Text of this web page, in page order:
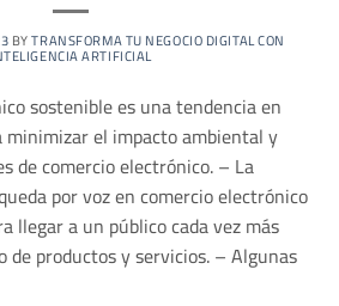
BYTRANSFORMA TU NEGOCIO DIGITAL CON
ARTIFICIAL
sostenible es una tendencia en
el impacto ambiental y
de comercio electrónico. – La
por voz en comercio electrónico
llegar a un público cada vez más
de productos y servicios. – Algunas